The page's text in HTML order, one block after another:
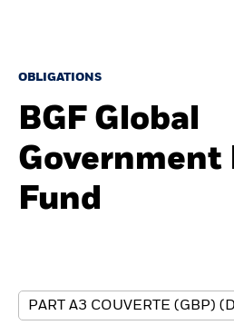
Education
Intermédiaires financiers
Change location
Aladdin
OBLIGATIONS
BGF Global
Government
Fund